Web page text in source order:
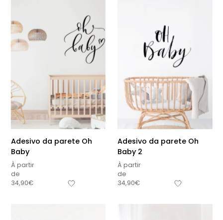
Adesivo da parete Oh
Baby
À partir
de
34,90€
Adesivo da parete Oh
Baby 2
À partir
de
34,90€